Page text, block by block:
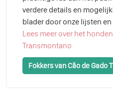
verdere details en
blader door onze lijsten
Lees meer over het
Transmontano
Fokkers van Cão de Gado